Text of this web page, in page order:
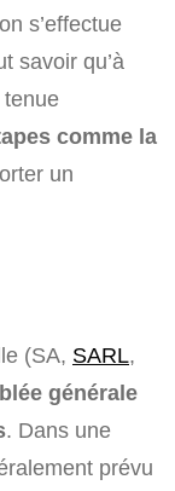
s’effectue
savoir qu’à
tenue
comme la
un
(SA, SARL,
générale
. Dans une
prévu